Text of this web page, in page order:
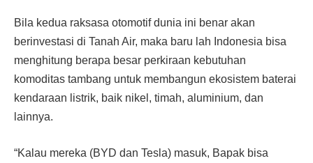
Bila kedua raksasa otomotif dunia ini benar akan
berinvestasi di Tanah Air, maka baru lah Indonesia bisa
menghitung berapa besar perkiraan kebutuhan
komoditas tambang untuk membangun ekosistem baterai
kendaraan listrik, baik nikel, timah, aluminium, dan
lainnya.
“Kalau mereka (BYD dan Tesla) masuk, Bapak bisa